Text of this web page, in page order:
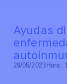
Ayudas
29/05/2023 Hora: